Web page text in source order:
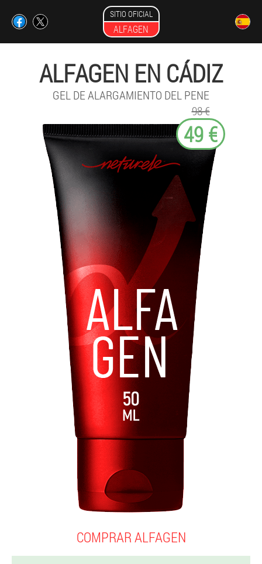
SITIO OFICIAL
ALFAGEN
ALFAGEN EN CÁDIZ
GEL DE ALARGAMIENTO DEL PENE
98 €
49 €
COMPRAR ALFAGEN